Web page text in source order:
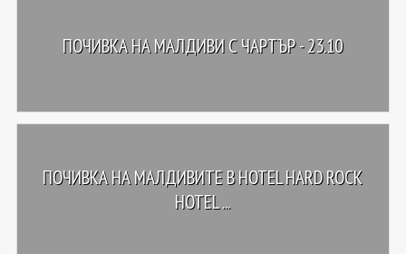
ПОЧИВКА НА МАЛДИВИ С ЧАРТЪР - 23.10
ПОЧИВКА НА МАЛДИВИТЕ В HOTEL HARD ROCK
HOTEL ...